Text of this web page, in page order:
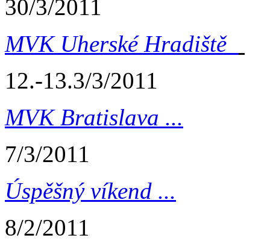
30/3/2011
MVK Uherské Hradiště
12.-13.3/3/2011
MVK Bratislava ...
7/3/2011
Úspěšný víkend ...
8/2/2011